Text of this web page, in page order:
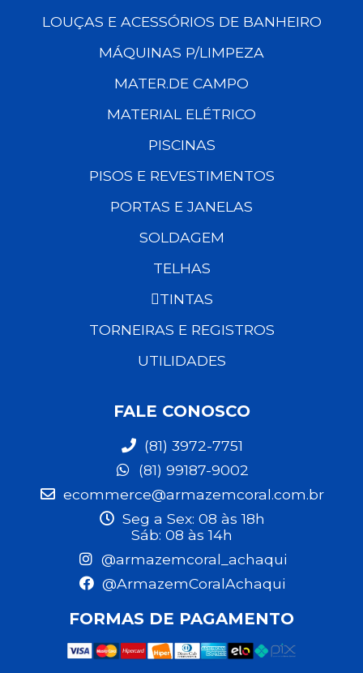
LOUÇAS E ACESSÓRIOS DE BANHEIRO
MÁQUINAS P/LIMPEZA
MATER.DE CAMPO
MATERIAL ELÉTRICO
PISCINAS
PISOS E REVESTIMENTOS
PORTAS E JANELAS
SOLDAGEM
TELHAS
TINTAS
TORNEIRAS E REGISTROS
UTILIDADES
FALE CONOSCO
(81) 3972-7751
(81) 99187-9002
ecommerce@armazemcoral.com.br
Seg a Sex: 08 às 18h
Sáb: 08 às 14h
@armazemcoral_achaqui
@ArmazemCoralAchaqui
FORMAS DE PAGAMENTO